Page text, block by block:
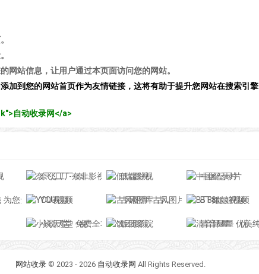
网站信息，让用户通过本页面访问您的网站。
加到您的网站首页作为友情链接，这将有助于提升您网站在搜索引擎
自动收录网</a>
奈飞工厂-奈非影视 低端影视 中国纪录片
服务 YOU视频 古风图库-古风图片,古风写真,古风摄影,古风素材,古风手绘,古风插画,古风水墨 BT8姐姐视频
小说天堂 - 免费全本小说,TXT小说下载网 饭团影院 清音陋屋 - 优美纯音乐精美散文分享网站
网站收录 © 2023 - 2026 自动收录网 All Rights Reserved.